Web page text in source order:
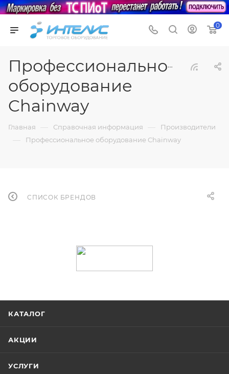
0
Профессиональное
оборудование
Chainway
Главная — Справочная информация — Производители
— Профессиональное оборудование Chainway
СПИСОК БРЕНДОВ
КАТАЛОГ
АКЦИИ
УСЛУГИ